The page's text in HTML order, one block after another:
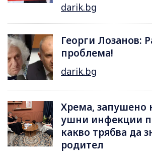
darik.bg
Георги Лозанов:
проблема!
darik.bg
Хрема, запушено
ушни инфекции
какво трябва да
родител